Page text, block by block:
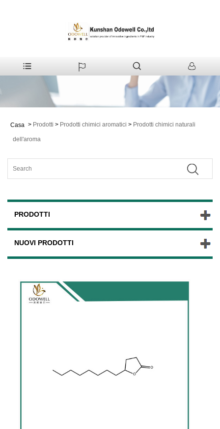
Casa > Prodotti > Prodotti chimici aromatici > Prodotti chimici naturali
dell'aroma
PRODOTTI
NUOVI PRODOTTI